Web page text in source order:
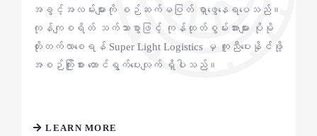
အခွင့်အလမ်းများကို စဉ်ဆက်မပြတ် ရှာဖွေနေရပေသည်။
ကုန်ကျစရိတ် သက်သာစွာဖြင့် ကုန်ထုတ်စွမ်းအားများ ပိုမို
တိုးတက်လာစေရန် Super Light Logistics မှ ကူညီပေးနိုင်ဖို့
အစဉ်ကြိုးစား တောင်ရွက်ပေးလျက် ရှိပါသည်။
LEARN MORE